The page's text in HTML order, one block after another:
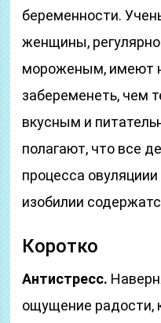
беременности.
женщины,
мороженым, имеют
забеременеть, чем
вкусным и
полагают, что все
процесса
изобилии
Коротко
Антистресс.
ощущение радости,